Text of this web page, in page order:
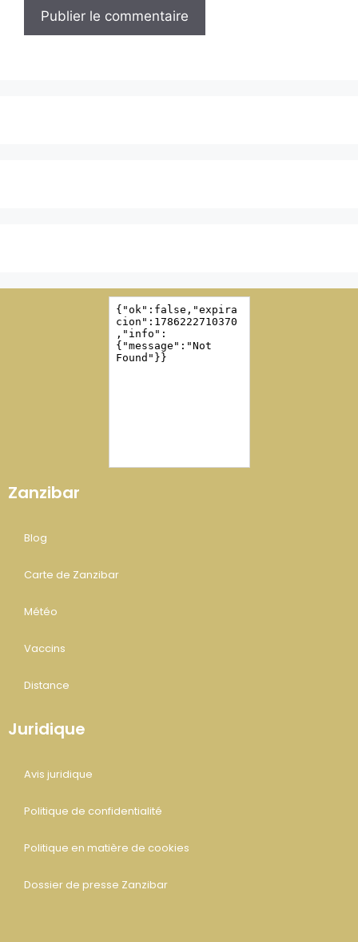
Zanzibar
Blog
Carte de Zanzibar
Météo
Vaccins
Distance
Juridique
Avis juridique
Politique de confidentialité
Politique en matière de cookies
Dossier de presse Zanzibar